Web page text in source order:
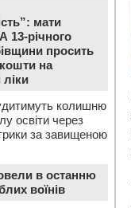
мати
13-річного
просить
на
ліки
колишню
освіти через
за завищеною
в останню
воїнів